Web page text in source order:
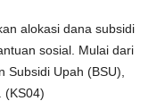
alokasi dana subsidi
sosial. Mulai dari
Subsidi Upah (BSU),
(KS04)